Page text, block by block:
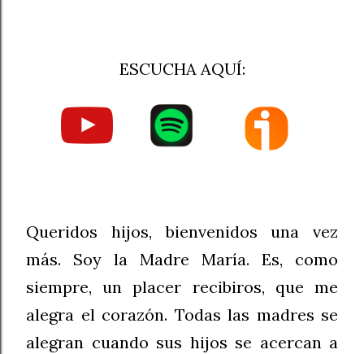
ESCUCHA AQUÍ:
Queridos hijos, bienvenidos una vez
más. Soy la Madre María. Es, como
siempre, un placer recibiros, que me
alegra el corazón. Todas las madres se
alegran cuando sus hijos se acercan a